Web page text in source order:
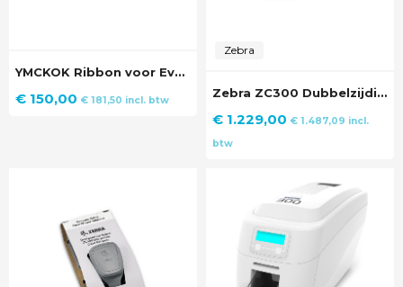
YMCKOK Ribbon voor Evolis Quantum II ID Kaartprinter
€ 150,00 € 181,50 incl. btw
Zebra
Zebra ZC300 Dubbelzijdige Kaartprinter
€ 1.229,00 € 1.487,09 incl.
btw